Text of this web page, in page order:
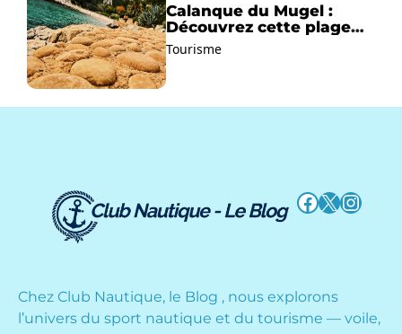
Calanque du Mugel :
Découvrez cette plage
paradisiaque à La Ciotat
!
Tourisme
Facebook
X
Chez Club Nautique, le Blog , nous explorons
l’univers du sport nautique et du tourisme — voile,